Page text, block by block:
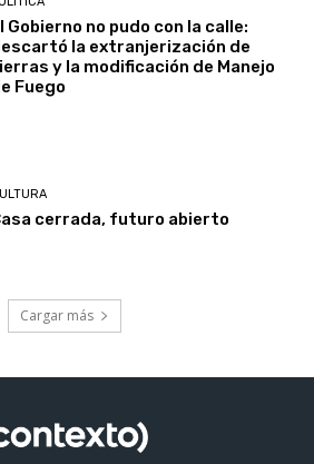
Gobierno no pudo con la calle:
la extranjerización de
y la modificación de Manejo
Fuego
cerrada, futuro abierto
Cargar más